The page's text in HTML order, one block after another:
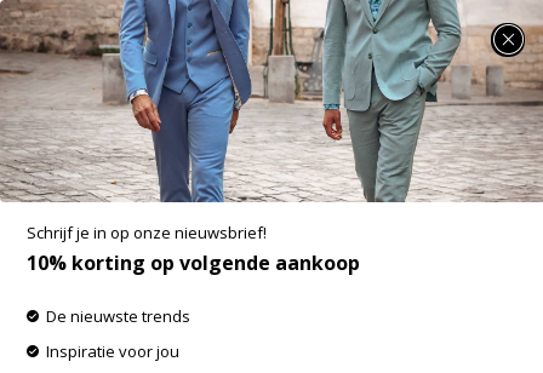
SUMMER SALE: 25% t/m 50% korting op heel veel zomerse items!
Fellows United Pullover v-neck argyle
fantasy Brown (32.1120 - 141)
Aan verlanglijst toevoegen
Schrijf je in op onze nieuwsbrief!
10% korting op volgende aankoop
De nieuwste trends
Inspiratie voor jou